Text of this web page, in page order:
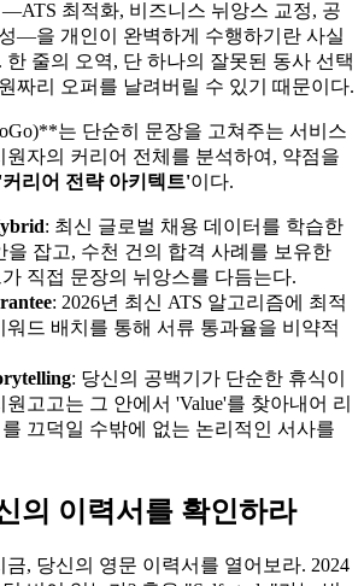
최적화, 비즈니스 뉘앙스 교정, 공
—을 개인이 완벽하게 수행하기란 사실
줄의 오역, 단 하나의 잘못된 동사 선택
짜리 오퍼를 날려버릴 수 있기 때문이다.
는 단순히 문장을 고쳐주는 서비스
원자의 커리어 전체를 분석하여, 약점을
'커리어 전략 아키텍트'​이다.
: 최신 글로벌 채용 데이터를 학습한
을 잡고, 수천 건의 합격 사례를 보유한
직접 문장의 뉘앙스를 다듬는다.
: 2026년 최신 ATS 알고리즘에 최적
워드 배치를 통해 서류 통과율을 비약적
: 당신의 공백기가 단순한 휴식이
고고는 그 안에서 'Value'를 찾아내어 리
끄덕일 수밖에 없는 논리적인 서사를
의 이력서를 확인하라
, 당신의 영문 이력서를 열어보라. 2024